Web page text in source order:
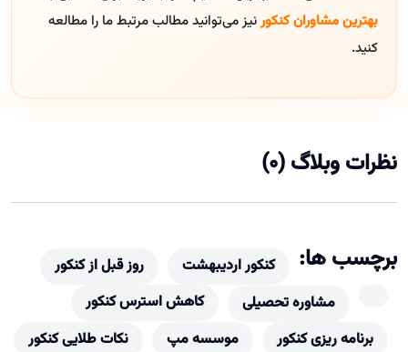
بهترین مشاوران کنکورنیز می‌توانید مطالب مرتبط ما را مطالعه
کنید.
نظرات وبلاگ (0)
برچسب ها: کنکور اردیبهشت
روز قبل از کنکور
مشاوره تحصیلی
کاهش استرس کنکور
برنامه ریزی کنکور
موسسه مپ نکات طلایی کنکور